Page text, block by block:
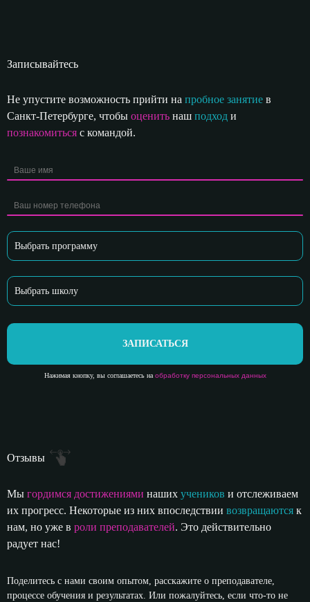
Записывайтесь
Не упустите возможность прийти на пробное занятие в
Санкт-Петербурге, чтобы оценить наш подход и
познакомиться с командой.
ЗАПИСАТЬСЯ
Нажимая кнопку, вы соглашаетесь на обработку персональных данных
Отзывы
Мы гордимся достижениями наших учеников и отслеживаем
их прогресс. Некоторые из них впоследствии возвращаются к
нам, но уже в роли преподавателей. Это действительно
радует нас!
Поделитесь с нами своим опытом, расскажите о преподавателе,
процессе обучения и результатах. Или пожалуйтесь, если что-то не